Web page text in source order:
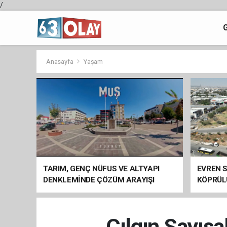
/
Anasayfa Yaşam
TARIM, GENÇ NÜFUS VE ALTYAPI
DENKLEMİNDE ÇÖZÜM ARAYIŞI
EVREN
ARAÇ